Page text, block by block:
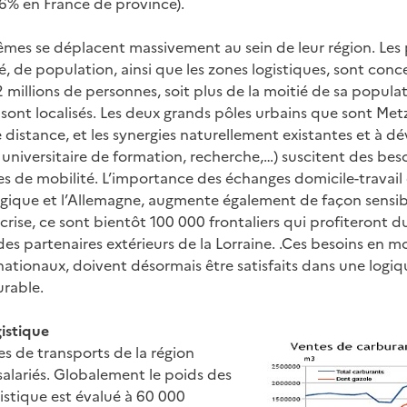
se déplacent massivement au sein de leur région.
de population, ainsi que les zones logistiques, sont
millions de personnes, soit plus de la moitié de sa
localisés. Les deux grands pôles urbains que sont
et les synergies naturellement existantes et à
de formation, recherche,…) suscitent des
de mobilité. L’importance des échanges domicile-
et l’Allemagne, augmente également de façon
crise, ce sont bientôt 100 000 frontaliers qui profiteront
partenaires extérieurs de la Lorraine. .Ces besoins en
doivent désormais être satisfaits dans une
de transports de la région
Globalement le poids des
est évalué à 60 000